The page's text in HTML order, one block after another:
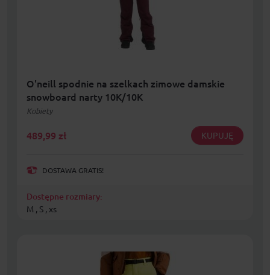
O'neill spodnie na szelkach zimowe damskie
snowboard narty 10K/10K
Kobiety
489,99 zł KUPUJĘ
DOSTAWA GRATIS!
Dostępne rozmiary:
M , S , xs